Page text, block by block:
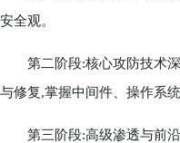
安全观。
第二阶段:核心攻防技术深
与修复,掌握中间件、操作系
第三阶段:高级渗透与前沿